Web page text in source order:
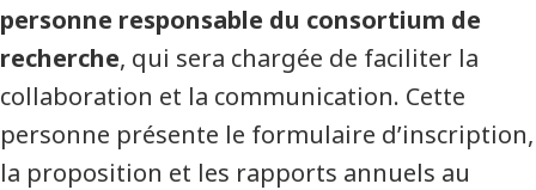
personne responsable du consortium de
recherche, qui sera chargée de faciliter la
collaboration et la communication. Cette
personne présente le formulaire d’inscription,
la proposition et les rapports annuels au